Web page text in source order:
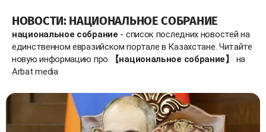
НОВОСТИ: НАЦИОНАЛЬНОЕ СОБРАНИЕ
национальное собрание - список последних новостей на
единственном евразийском портале в Казахстане. Читайте
новую информацию про
【национальное собрание】
на
Arbat media